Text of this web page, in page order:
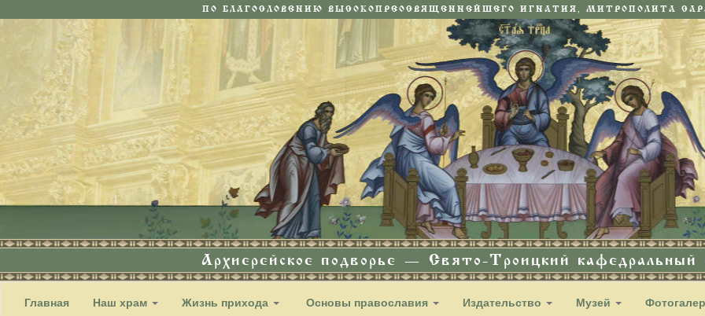
ПО БЛАГОСЛОВЕНИЮ ВЫСОКОПРЕОСВЯЩЕННЕЙШЕГО ИГНАТИЯ, МИТРОПОЛИТА
Архиерейское подворье — Свято-Троицкий кафедральный
Главная Наш храм Жизнь прихода Основы православия Издательство Музей